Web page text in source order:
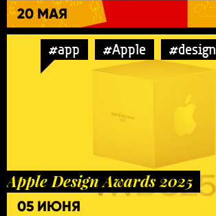
20 МАЯ
#app #Apple #design
Apple Design Awards 2025
05 ИЮНЯ